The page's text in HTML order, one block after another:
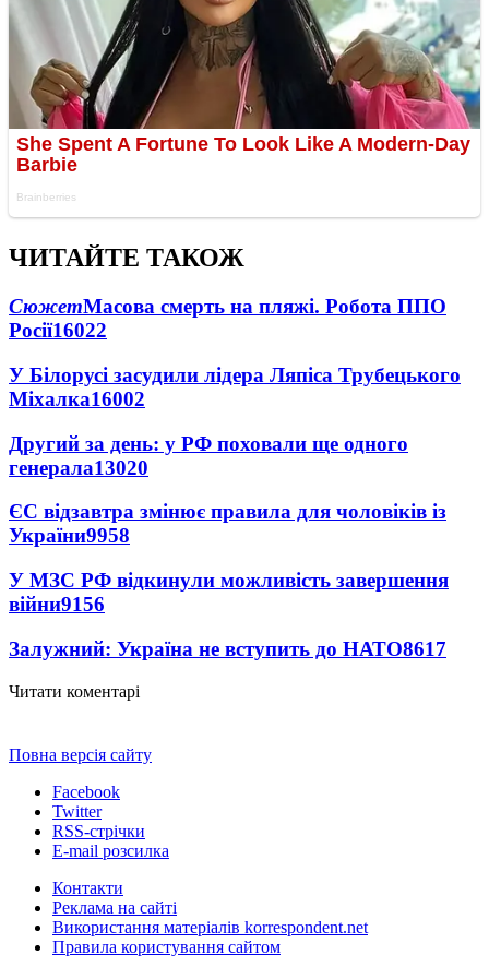
ЧИТАЙТЕ ТАКОЖ
СюжетМасова смерть на пляжі. Робота ППО
Росії16022
У Білорусі засудили лідера Ляпіса Трубецького
Міхалка16002
Другий за день: у РФ поховали ще одного
генерала13020
ЄС відзавтра змінює правила для чоловіків із
України9958
У МЗС РФ відкинули можливість завершення
війни9156
Залужний: Україна не вступить до НАТО8617
Читати коментарі
Повна версія сайту
Facebook
Twitter
RSS-стрічки
E-mail розсилка
Контакти
Реклама на сайті
Використання матеріалів korrespondent.net
Правила користування сайтом